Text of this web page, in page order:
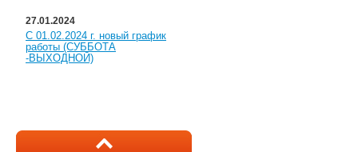
27.01.2024
С 01.02.2024 г. новый график
работы (СУББОТА
-ВЫХОДНОЙ)